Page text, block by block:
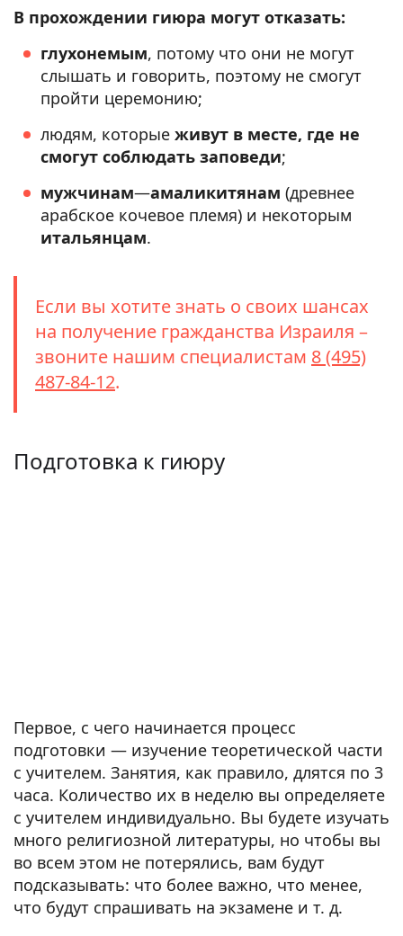
В прохождении гиюра могут отказать:
глухонемым, потому что они не могут
слышать и говорить, поэтому не смогут
пройти церемонию;
людям, которые живут в месте, где не
смогут соблюдать заповеди;
мужчинам—амаликитянам (древнее
арабское кочевое племя) и некоторым
итальянцам.
Если вы хотите знать о своих шансах
на получение гражданства Израиля –
звоните нашим специалистам 8 (495)
487-84-12.
Подготовка к гиюру
Первое, с чего начинается процесс
подготовки — изучение теоретической части
с учителем. Занятия, как правило, длятся по 3
часа. Количество их в неделю вы определяете
с учителем индивидуально. Вы будете изучать
много религиозной литературы, но чтобы вы
во всем этом не потерялись, вам будут
подсказывать: что более важно, что менее,
что будут спрашивать на экзамене и т. д.